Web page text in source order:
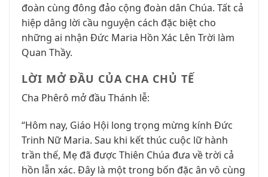
đoàn cùng đông đảo cộng đoàn dân Chúa. Tất cả
hiệp dâng lời cầu nguyện cách đặc biệt cho
những ai nhận Đức Maria Hồn Xác Lên Trời làm
Quan Thầy.
LỜI MỞ ĐẦU CỦA CHA CHỦ TẾ
Cha Phêrô mở đầu Thánh lễ:
“Hôm nay, Giáo Hội long trọng mừng kính Đức
Trinh Nữ Maria. Sau khi kết thúc cuộc lữ hành
trần thế, Mẹ đã được Thiên Chúa đưa về trời cả
hồn lẫn xác. Đây là một trong bốn đặc ân vô cùng